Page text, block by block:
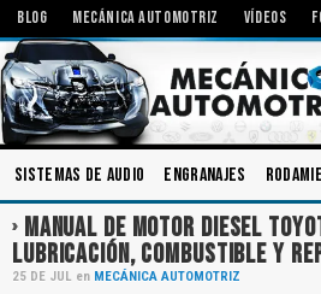
BLOG MECÁNICA AUTOMOTRIZ VÍDEOS
Sistemas de Audio Engranajes
MANUAL DE MOTOR DIESEL
LUBRICACIÓN, COMBUSTIBLE Y
25 DE JUL en MECÁNICA AUTOMOTRIZ